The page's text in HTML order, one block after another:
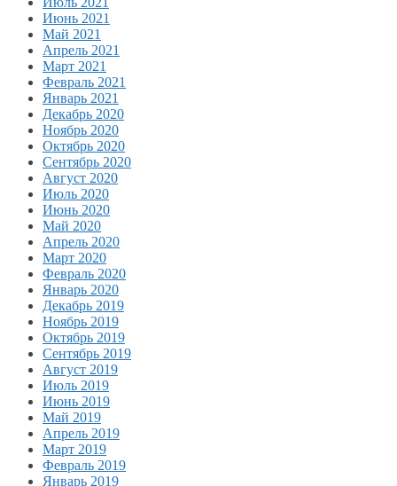
Июнь 2021
Май 2021
Апрель 2021
Март 2021
Февраль 2021
Январь 2021
Декабрь 2020
Ноябрь 2020
Октябрь 2020
Сентябрь 2020
Август 2020
Июль 2020
Июнь 2020
Май 2020
Апрель 2020
Март 2020
Февраль 2020
Январь 2020
Декабрь 2019
Ноябрь 2019
Октябрь 2019
Сентябрь 2019
Август 2019
Июль 2019
Июнь 2019
Май 2019
Апрель 2019
Март 2019
Февраль 2019
Январь 2019